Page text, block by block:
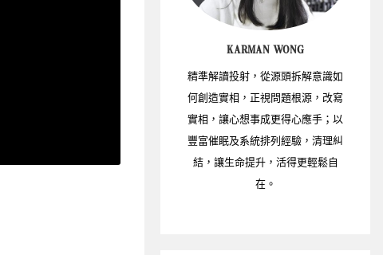
KARMAN WONG
精準解讀投射，從源頭拆解意識如
何創造實相，正視問題根源，改寫
實相，讓心想事成更得心應手；以
豐富催眠及系統排列經驗，清理糾
結，讓生命提升，活得更輕鬆自
在。